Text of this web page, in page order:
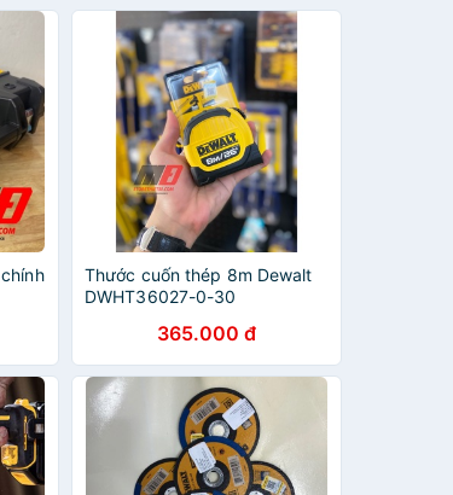
Thước cuốn thép 8m Dewalt
DWHT36027-0-30
365.000 đ